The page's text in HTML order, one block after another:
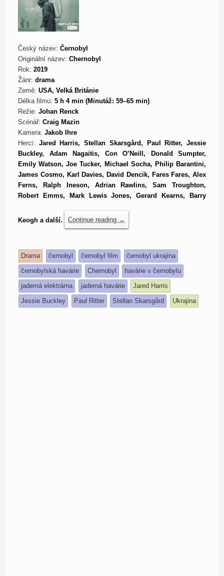
Český název: Černobyl
Originální název: Chernobyl
Rok: 2019
Žánr: drama
Země: USA, Velká Británie
Délka filmu: 5 h 4 min (Minutáž: 59–65 min)
Režie: Johan Renck
Scénář: Craig Mazin
Kamera: Jakob Ihre
Herci: Jared Harris, Stellan Skarsgård, Paul Ritter, Jessie
Buckley, Adam Nagaitis, Con O’Neill, Donald Sumpter,
Emily Watson, Joe Tucker, Michael Socha, Philip Barantini,
James Cosmo, Karl Davies, David Dencik, Fares Fares, Alex
Ferns, Ralph Ineson, Adrian Rawlins, Sam Troughton,
Robert Emms, Mark Lewis Jones, Gerard Kearns, Barry
Keogh a další. Continue reading →
Drama černobyl černobyl film
černobyl ukrajina
černobylská havárie
Chernobyl
havárie v černobylu
jaderná elektrárna
jaderná havárie
Jared Harris
Jessie Buckley
Paul Ritter Stellan Skarsgård Ukrajina